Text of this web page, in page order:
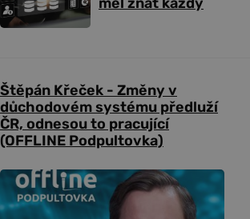
Štěpán Křeček - Změny v
důchodovém systému předluží
ČR, odnesou to pracující
(OFFLINE Podpultovka)